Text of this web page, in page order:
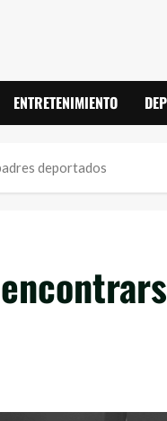
ENTRETENIMIENTO
deportados